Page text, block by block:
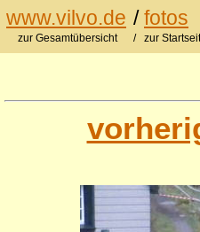
www.vilvo.de /fotos
zur Gesamtübersicht / zur